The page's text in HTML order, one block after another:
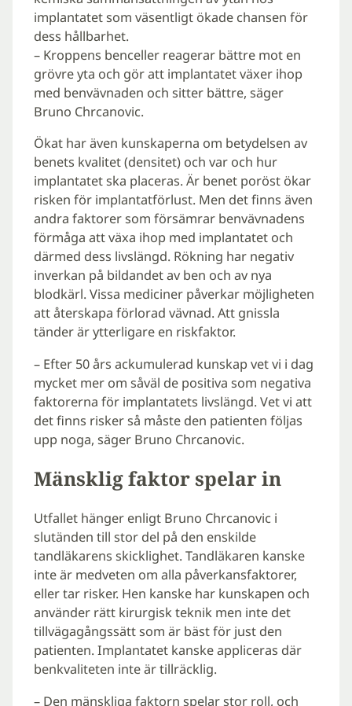
implantatet som väsentligt ökade chansen för
dess hållbarhet.
– Kroppens benceller reagerar bättre mot en
grövre yta och gör att implantatet växer ihop
med benvävnaden och sitter bättre, säger
Bruno Chrcanovic.
Ökat har även kunskaperna om betydelsen av
benets kvalitet (densitet) och var och hur
implantatet ska placeras. Är benet poröst ökar
risken för implantatförlust. Men det finns även
andra faktorer som försämrar benvävnadens
förmåga att växa ihop med implantatet och
därmed dess livslängd. Rökning har negativ
inverkan på bildandet av ben och av nya
blodkärl. Vissa mediciner påverkar möjligheten
att återskapa förlorad vävnad. Att gnissla
tänder är ytterligare en riskfaktor.
– Efter 50 års ackumulerad kunskap vet vi i dag
mycket mer om såväl de positiva som negativa
faktorerna för implantatets livslängd. Vet vi att
det finns risker så måste den patienten följas
upp noga, säger Bruno Chrcanovic.
Mänsklig faktor spelar in
Utfallet hänger enligt Bruno Chrcanovic i
slutänden till stor del på den enskilde
tandläkarens skicklighet. Tandläkaren kanske
inte är medveten om alla påverkansfaktorer,
eller tar risker. Hen kanske har kunskapen och
använder rätt kirurgisk teknik men inte det
tillvägagångssätt som är bäst för just den
patienten. Implantatet kanske appliceras där
benkvaliteten inte är tillräcklig.
– Den mänskliga faktorn spelar stor roll, och